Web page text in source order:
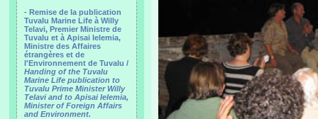
- Remise de la publication
Tuvalu Marine Life à Willy
Telavi, Premier Ministre de
Tuvalu et à Apisai Ielemia,
Ministre des Affaires
étrangères et de
l'Environnement de Tuvalu /
Handing of the Tuvalu
Marine Life publication to
Tuvalu Prime Minister Willy
Telavi and to Apisai Ielemia,
Minister of Foreign Affairs
and Environment.